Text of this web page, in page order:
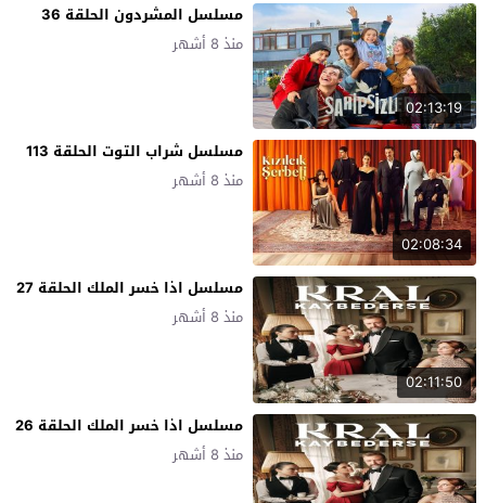
02:13:19
مسلسل المشردون الحلقة 36
منذ 8 أشهر
02:08:34
مسلسل شراب التوت الحلقة 113
منذ 8 أشهر
02:11:50
مسلسل اذا خسر الملك الحلقة 27
منذ 8 أشهر
مسلسل اذا خسر الملك الحلقة 26
منذ 8 أشهر